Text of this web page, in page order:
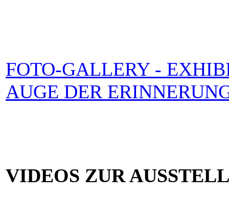
FOTO-GALLERY -
AUGE DER
VIDEOS ZUR